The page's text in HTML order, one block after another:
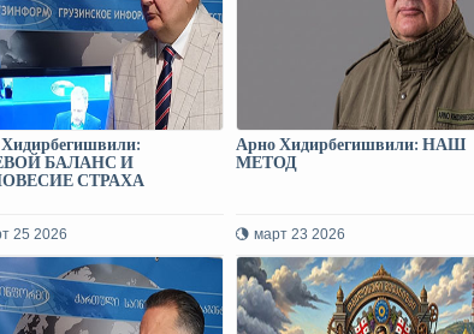
БАЛАНС И
СТРАХА
25 2026
Арно Хидирбегишвили: НАШ
МЕТОД
март 23 2026